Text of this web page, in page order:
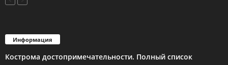
Информация
Кострома достопримечательности. Полный список